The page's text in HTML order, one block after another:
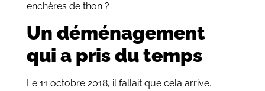
enchères de thon ?
Un déménagement
qui a pris du temps
Le 11 octobre 2018, il fallait que cela arrive.